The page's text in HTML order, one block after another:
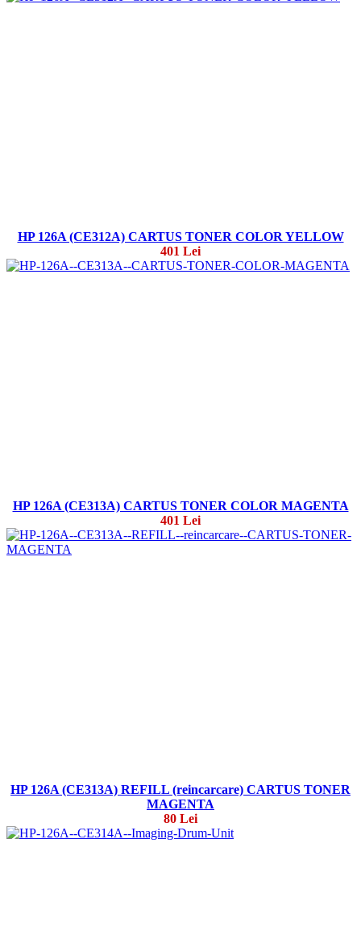
HP 126A (CE312A) CARTUS TONER COLOR YELLOW
401 Lei
HP 126A (CE313A) CARTUS TONER COLOR MAGENTA
401 Lei
HP 126A (CE313A) REFILL (reincarcare) CARTUS TONER
MAGENTA
80 Lei